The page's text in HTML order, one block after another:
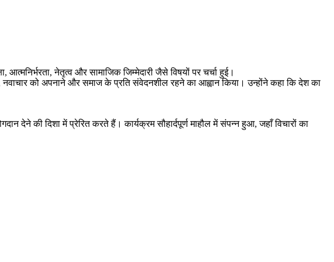
नेतृत्व और सामाजिक जिम्मेदारी जैसे विषयों पर चर्चा हुई।
को अपनाने और समाज के प्रति संवेदनशील रहने का आह्वान किया। उन्होंने कहा कि देश का
देने की दिशा में प्रेरित करते हैं। कार्यक्रम सौहार्दपूर्ण माहौल में संपन्न हुआ, जहाँ विचारों का